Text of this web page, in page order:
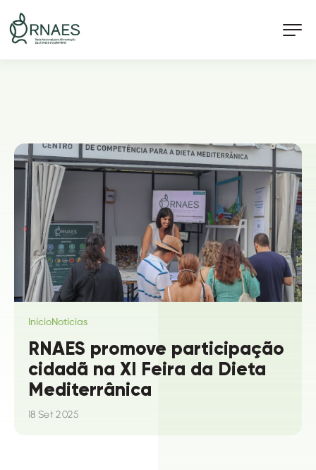
InícioNotícias
RNAES promove participação
cidadã na XI Feira da Dieta
Mediterrânica
18 Set 2025